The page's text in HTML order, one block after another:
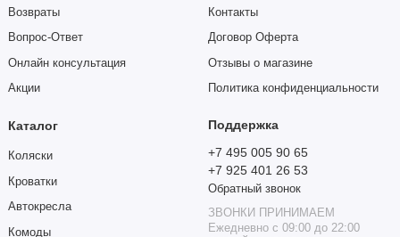
родителей, который сочетает в себе лучшие технологии
производства детских колясок.
Возвраты
Вопрос-Ответ
Онлайн консультация
Акции
Контакты
Договор Оферта
Отзывы о магазине
Политика конфиденциальности
Каталог
Коляски
Кроватки
Автокресла
Комоды
Поддержка
+7 495 005 90 65
+7 925 401 26 53
Обратный звонок
ЗВОНКИ ПРИНИМАЕМ
Ежедневно с 09:00 до 22:00